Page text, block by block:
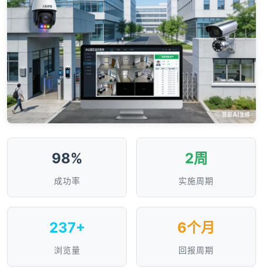
98%
成功率
2周
实施周期
237+
浏览量
6个月
回报周期